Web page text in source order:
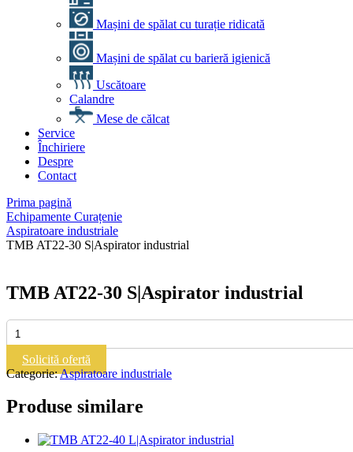
Mașini de spălat cu turație ridicată
Mașini de spălat cu barieră igienică
Uscătoare
Calandre
Mese de călcat
Service
Închiriere
Despre
Contact
Prima pagină
Echipamente Curațenie
Aspiratoare industriale
TMB AT22-30 S|Aspirator industrial
TMB AT22-30 S|Aspirator industrial
Cantitate
TMB
AT22-
30
S|Aspirator
industrial
Solicită ofertă
Categorie:Aspiratoare industriale
Produse similare